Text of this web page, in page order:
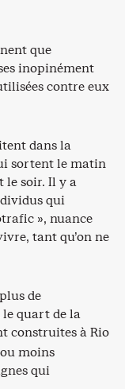
que
inopinément
contre eux
dans la
sortent le matin
soir. Il y a
qui
», nuance
tant qu’on ne
de
quart de la
construites à Rio
moins
qui